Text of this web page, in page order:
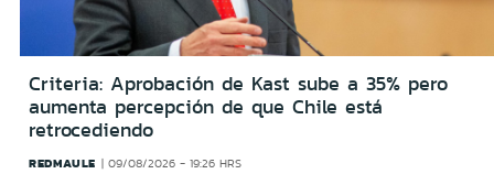
Criteria: Aprobación de Kast sube a 35% pero
aumenta percepción de que Chile está
retrocediendo
REDMAULE 09/08/2026 - 19:26 HRS